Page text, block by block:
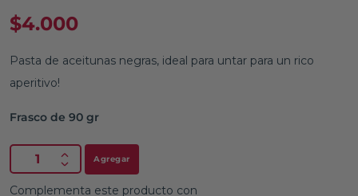
$4.000
Pasta de aceitunas negras, ideal para untar para un rico
aperitivo!
Frasco de 90 gr
Agregar
Complementa este producto con